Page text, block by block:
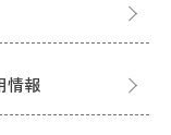
情報